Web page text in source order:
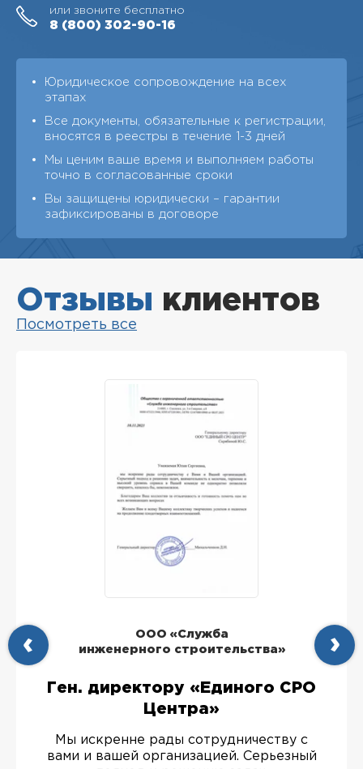
или звоните бесплатно
8 (800) 302-90-16
Юридическое сопровождение на всех
этапах
Все документы, обязательные к регистрации,
вносятся в реестры в течение 1-3 дней
Мы ценим ваше время и выполняем работы
точно в согласованные сроки
Вы защищены юридически – гарантии
зафиксированы в договоре
Отзывы клиентов
Посмотреть все
ООО «Служба
инженерного строительства»
Ген. директору «Единого СРО
Центра»
Мы искренне рады сотрудничеству с
вами и вашей организацией. Серьезный